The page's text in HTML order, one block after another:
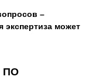
–
экспертиза может
ПО